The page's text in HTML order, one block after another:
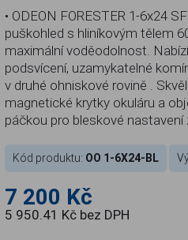
• ODEON FORESTER 1-6x24
puškohled s hliníkovým tělem
maximální voděodolnost.
podsvícení, uzamykatelné
v druhé ohniskové rovině .
magnetické krytky okuláru a
páčkou pro bleskové nastavení
Kód produktu: OO 1-6X24-BL
7 200 Kč
5 950.41 Kč bez DPH